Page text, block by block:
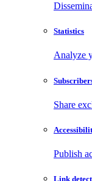
Statistics
Analyze
Share
Publish
Link